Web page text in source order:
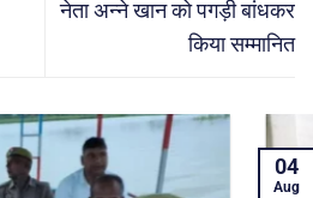
नेता अन्ने खान को पगड़ी बांधकर
किया सम्मानित